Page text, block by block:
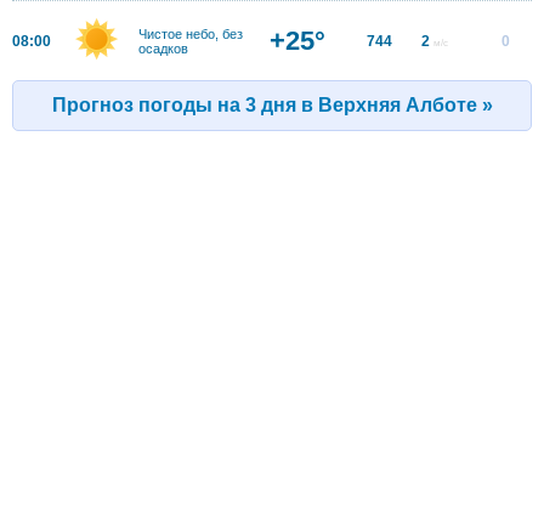
08:00
Чистое небо, без
осадков
+25° 744 2 м/с 0
Прогноз погоды на 3 дня в Верхняя Алботе »